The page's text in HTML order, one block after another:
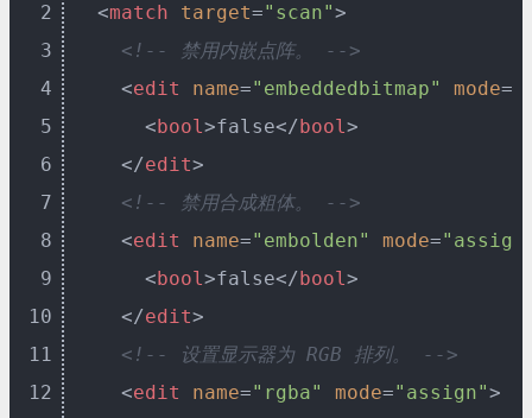
2
3
4
5
6
7
8
9
10
11
12
<match target="scan">
<!-- 禁用内嵌点阵。 -->
<edit name="embeddedbitmap" mode=
< bool>false</ bool>
</edit>
<!-- 禁用合成粗体。 -->
<edit name="embolden" mode=
< bool>false</ bool>
</edit>
<!-- 设置显示器为 RGB 排列。 -->
<edit name="rgba" mode="assign">